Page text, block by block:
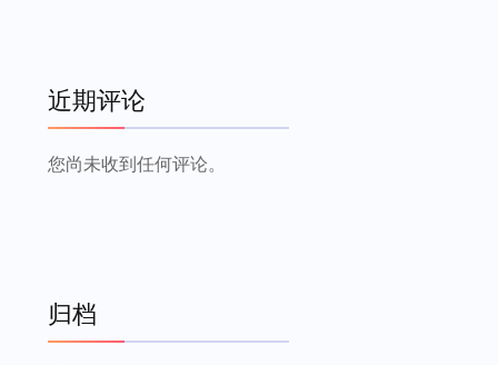
近期评论
您尚未收到任何评论。
归档